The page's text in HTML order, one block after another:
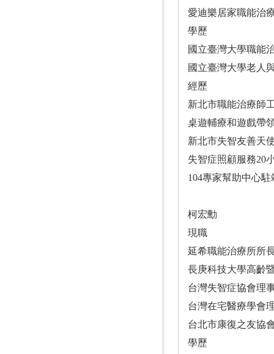
愛迪樂居家職能治
學歷
國立臺灣大學職能
國立臺灣大學老人
經歷
新北市職能治療師
桌遊輔療和遊戲帶
新北市失智友善天
失智症照顧服務20
104專家幫助中心駐
柯宏勳
現職
延希職能治療所所
長庚科技大學高齡
台灣失智症協會理
台灣在宅醫療學會
台北市康復之友協
學歷